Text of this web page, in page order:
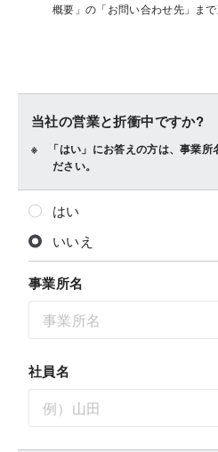
概要」の「お問い合わせ先」まで
当社の営業と折衝中ですか?
「はい」にお答えの方は、事業
ださい。
はい
いいえ
事業所名
社員名